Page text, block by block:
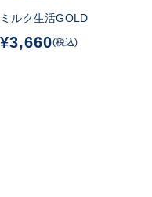
ミルク生活GOLD
¥3,660(税込)